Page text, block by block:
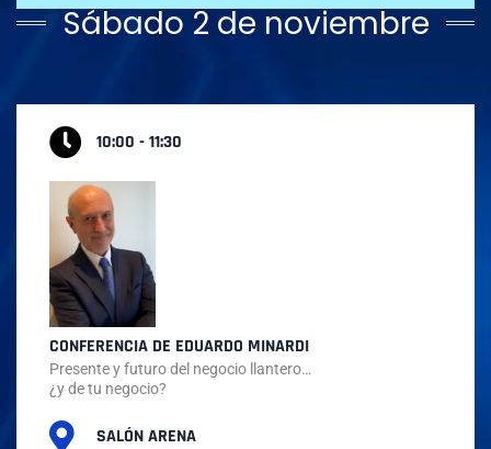
Sábado 2 de noviembre
10:00 - 11:30
CONFERENCIA DE EDUARDO MINARDI
Presente y futuro del negocio llantero…
¿y de tu negocio?
SALÓN ARENA